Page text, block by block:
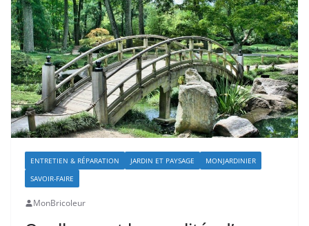
ENTRETIEN & RÉPARATION JARDIN ET PAYSAGE
MONJARDINIER
SAVOIR-FAIRE
MonBricoleur